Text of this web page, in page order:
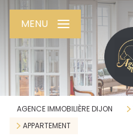
MENU
AGENCE IMMOBILIÈRE DIJON
APPARTEMENT